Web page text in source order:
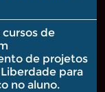
de
de projetos
para
no aluno.